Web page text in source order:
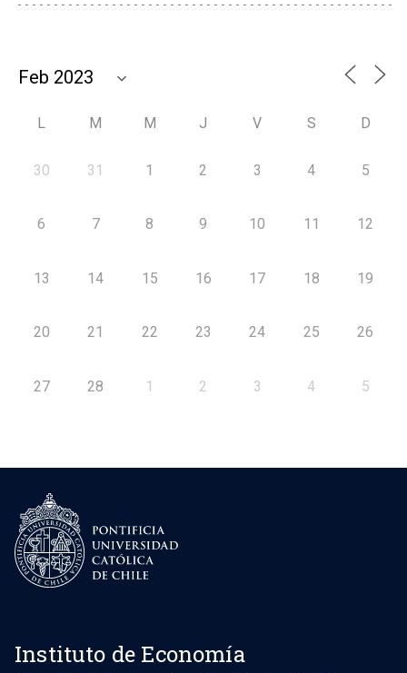
L M M J V S D
30 31 1 2 3 4 5
6 7 8 9 10 11 12
13 14 15 16 17 18 19
20 21 22 23 24 25 26
27 28 1 2 3 4 5
Instituto de Economía